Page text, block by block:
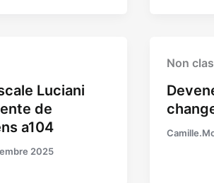
Luciani
de
a104
2025
Non